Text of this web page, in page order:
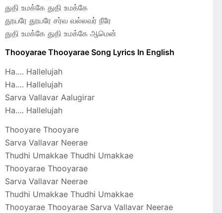
துதி உமக்கே துதி உமக்கே
தூயரே தூயரே சர்வ வல்லவர் நீரே
துதி உமக்கே துதி உமக்கே ஆமென்
Thooyarae Thooyarae Song Lyrics In English
Ha…. Hallelujah
Ha…. Hallelujah
Sarva Vallavar Aalugirar
Ha…. Hallelujah
Thooyare Thooyare
Sarva Vallavar Neerae
Thudhi Umakkae Thudhi Umakkae
Thooyarae Thooyarae
Sarva Vallavar Neerae
Thudhi Umakkae Thudhi Umakkae
Thooyarae Thooyarae Sarva Vallavar Neerae